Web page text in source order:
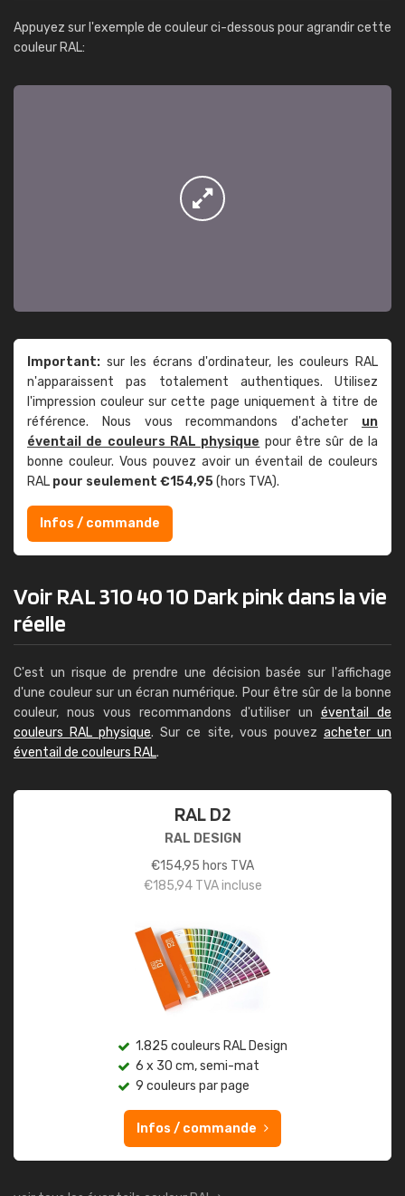
Appuyez sur l'exemple de couleur ci-dessous pour agrandir cette
couleur RAL:
Important: sur les écrans d'ordinateur, les couleurs RAL
n'apparaissent pas totalement authentiques. Utilisez
l'impression couleur sur cette page uniquement à titre de
référence. Nous vous recommandons d'acheter un
éventail de couleurs RAL physique pour être sûr de la
bonne couleur. Vous pouvez avoir un éventail de couleurs
RAL pour seulement €154,95(hors TVA).
Infos / commande
Voir RAL 310 40 10 Dark pink dans la vie
réelle
C'est un risque de prendre une décision basée sur l'affichage
d'une couleur sur un écran numérique. Pour être sûr de la bonne
couleur, nous vous recommandons d'utiliser un éventail de
couleurs RAL physique. Sur ce site, vous pouvez acheter un
éventail de couleurs RAL.
RAL D2
RAL DESIGN
€154,95 hors TVA
€185,94TVA incluse
1.825 couleurs RAL Design
6 x 30 cm, semi-mat
9 couleurs par page
Infos / commande